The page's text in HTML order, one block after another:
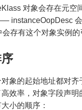
对象会存在元空
instanceOopDesc
存有这个对象实例的
象的起始地址都对齐
效率，对象字段声明
小的顺序：